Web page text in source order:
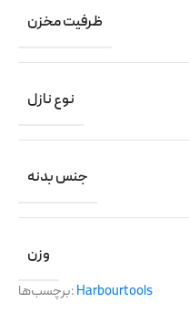
ظرفیت مخزن
نوع نازل
جنس بدنه
وزن
برچسب‌ها:Harbourtools